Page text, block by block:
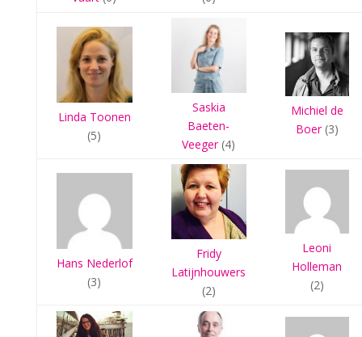
Linda Toonen
(5)
Saskia
Baeten-
Veeger(4)
Michiel de
Boer(3)
Hans Nederlof
(3)
Fridy
Latijnhouwers
(2)
Leoni
Holleman
(2)